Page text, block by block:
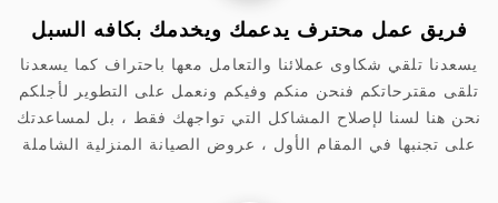
فريق عمل محترف يدعمك ويخدمك بكافه السبل
يسعدنا تلقي شكاوى عملائنا والتعامل معها باحتراف كما يسعدنا
تلقى مقترحاتكم فنحن منكم وفيكم ونعمل على التطوير لأجلكم
نحن هنا لسنا لإصلاح المشاكل التي تواجهك فقط ، بل لمساعدتك
على تجنبها في المقام الأول ، عروض الصيانة المنزلية الشاملة